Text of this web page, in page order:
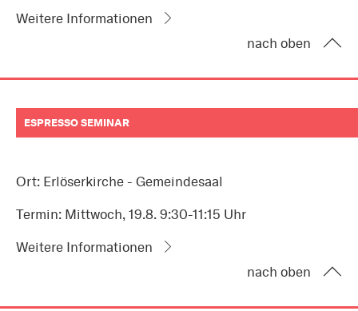
Weitere Informationen
nach oben
ESPRESSO SEMINAR
Ort: Erlöserkirche - Gemeindesaal
Termin: Mittwoch, 19.8. 9:30-11:15 Uhr
Weitere Informationen
nach oben